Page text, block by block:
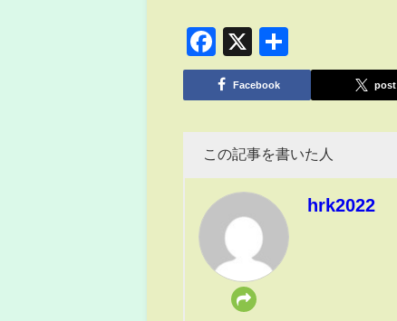
Facebook
X
有
Facebook post
この記事を書いた人
hrk2022